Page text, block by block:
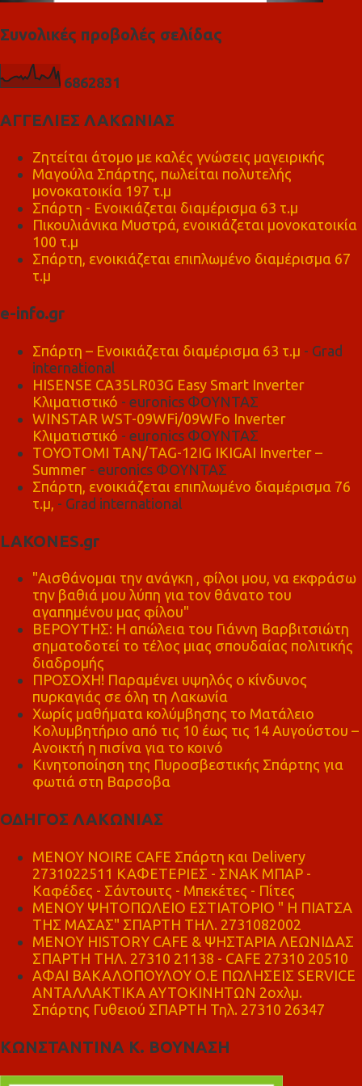
Συνολικές προβολές σελίδας
6862831
ΑΓΓΕΛΙΕΣ ΛΑΚΩΝΙΑΣ
Ζητείται άτομο με καλές γνώσεις μαγειρικής
Μαγούλα Σπάρτης, πωλείται πολυτελής
μονοκατοικία 197 τ.μ
Σπάρτη - Ενοικιάζεται διαμέρισμα 63 τ.μ
Πικουλιάνικα Μυστρά, ενοικιάζεται μονοκατοικία
100 τ.μ
Σπάρτη, ενοικιάζεται επιπλωμένο διαμέρισμα 67
τ.μ
e-info.gr
Σπάρτη – Ενοικιάζεται διαμέρισμα 63 τ.μ - Grad
international
HISENSE CA35LR03G Easy Smart Inverter
Κλιματιστικό - euronics ΦΟΥΝΤΑΣ
WINSTAR WST-09WFi/09WFo Inverter
Κλιματιστικό - euronics ΦΟΥΝΤΑΣ
TOYOTOMI TAN/TAG-12IG IKIGAI Inverter –
Summer - euronics ΦΟΥΝΤΑΣ
Σπάρτη, ενοικιάζεται επιπλωμένο διαμέρισμα 76
τ.μ, - Grad international
LAKONES.gr
"Αισθάνομαι την ανάγκη , φίλοι μου, να εκφράσω
την βαθιά μου λύπη για τον θάνατο του
αγαπημένου μας φίλου"
ΒΕΡΟΥΤΗΣ: Η απώλεια του Γιάννη Βαρβιτσιώτη
σηματοδοτεί το τέλος μιας σπουδαίας πολιτικής
διαδρομής
ΠΡΟΣΟΧΗ! Παραμένει υψηλός ο κίνδυνος
πυρκαγιάς σε όλη τη Λακωνία
Χωρίς μαθήματα κολύμβησης το Ματάλειο
Κολυμβητήριο από τις 10 έως τις 14 Αυγούστου –
Ανοικτή η πισίνα για το κοινό
Κινητοποίηση της Πυροσβεστικής Σπάρτης για
φωτιά στη Βαρσοβα
ΟΔΗΓΟΣ ΛΑΚΩΝΙΑΣ
MENOY NOIRE CAFE Σπάρτη και Delivery
2731022511 ΚΑΦΕΤΕΡΙΕΣ - ΣΝΑΚ ΜΠΑΡ -
Καφέδες - Σάντουιτς - Μπεκέτες - Πίτες
ΜΕΝΟΥ ΨΗΤΟΠΩΛΕΙΟ ΕΣΤΙΑΤΟΡΙΟ " Η ΠΙΑΤΣΑ
ΤΗΣ ΜΑΣΑΣ" ΣΠΑΡΤΗ ΤΗΛ. 2731082002
ΜΕΝΟΥ HISTORY CAFE & ΨΗΣΤΑΡΙΑ ΛΕΩΝΙΔΑΣ
ΣΠΑΡΤΗ ΤΗΛ. 27310 21138 - CAFE 27310 20510
ΑΦΑΙ ΒΑΚΑΛΟΠΟΥΛΟΥ Ο.Ε ΠΩΛΗΣΕΙΣ SERVICE
ΑΝΤΑΛΛΑΚΤΙΚΑ ΑΥΤΟΚΙΝΗΤΩΝ 2οχλμ.
Σπάρτης Γυθειού ΣΠΑΡΤΗ Τηλ. 27310 26347
ΚΩΝΣΤΑΝΤΙΝΑ Κ. ΒΟΥΝΑΣΗ